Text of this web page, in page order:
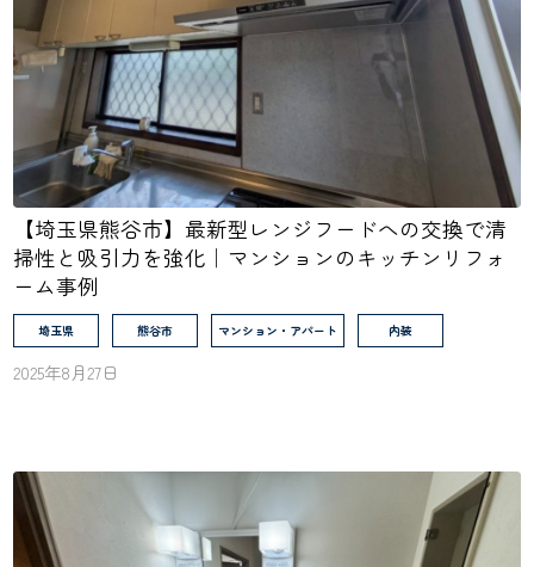
【埼玉県熊谷市】最新型レンジフードへの交換で清
掃性と吸引力を強化｜マンションのキッチンリフォ
ーム事例
埼玉県 熊谷市 マンション・アパート 内装
2025年8月27日